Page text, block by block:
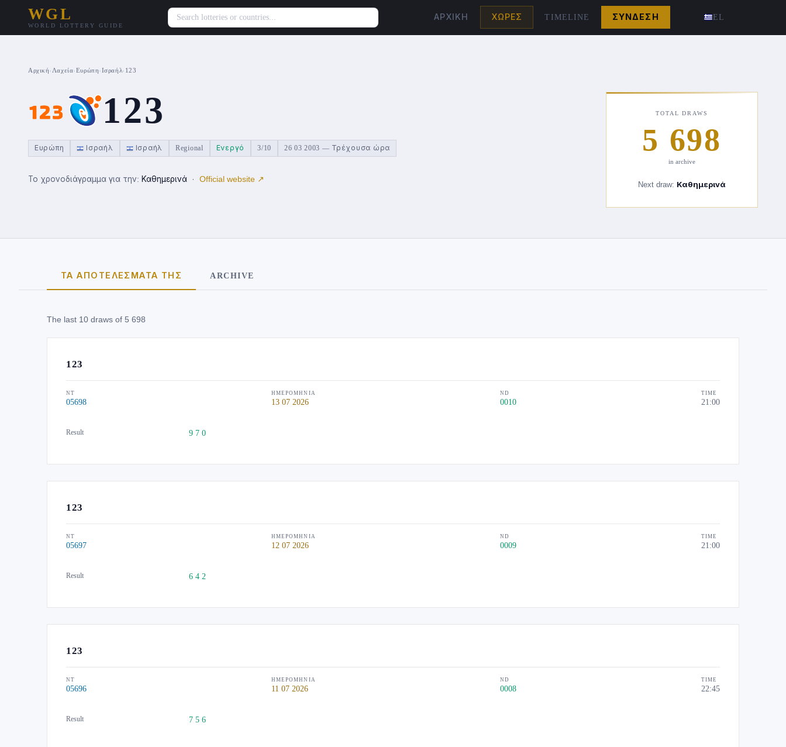
WGL
WORLD LOTTERY GUIDE
ΑΡΧΙΚΉ ΧΏΡΕΣ TIMELINE ΣΎΝΔΕΣΗ EL
Αρχική› Λαχεία›Ευρώπη›Ισραήλ› 123
123
Ευρώπη Ισραήλ Ισραήλ Regional Ενεργό 3/10 26 03 2003 — Τρέχουσα ώρα
Το χρονοδιάγραμμα για την: Καθημερινά · Official website ↗
TOTAL DRAWS
5 698
in archive
Next draw: Καθημερινά
ΤΑ ΑΠΟΤΕΛΈΣΜΑΤΑ ΤΗΣ ARCHIVE
The last 10 draws of 5 698
123
NT
05698
ΗΜΕΡΟΜΗΝΊΑ
13 07 2026
ND
0010
TIME
21:00
Result 9 7 0
123
NT
05697
ΗΜΕΡΟΜΗΝΊΑ
12 07 2026
ND
0009
TIME
21:00
Result 6 4 2
123
NT
05696
ΗΜΕΡΟΜΗΝΊΑ
11 07 2026
ND
0008
TIME
22:45
Result 7 5 6